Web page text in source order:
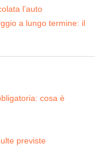
l’auto
a lungo termine: il
cosa è
previste